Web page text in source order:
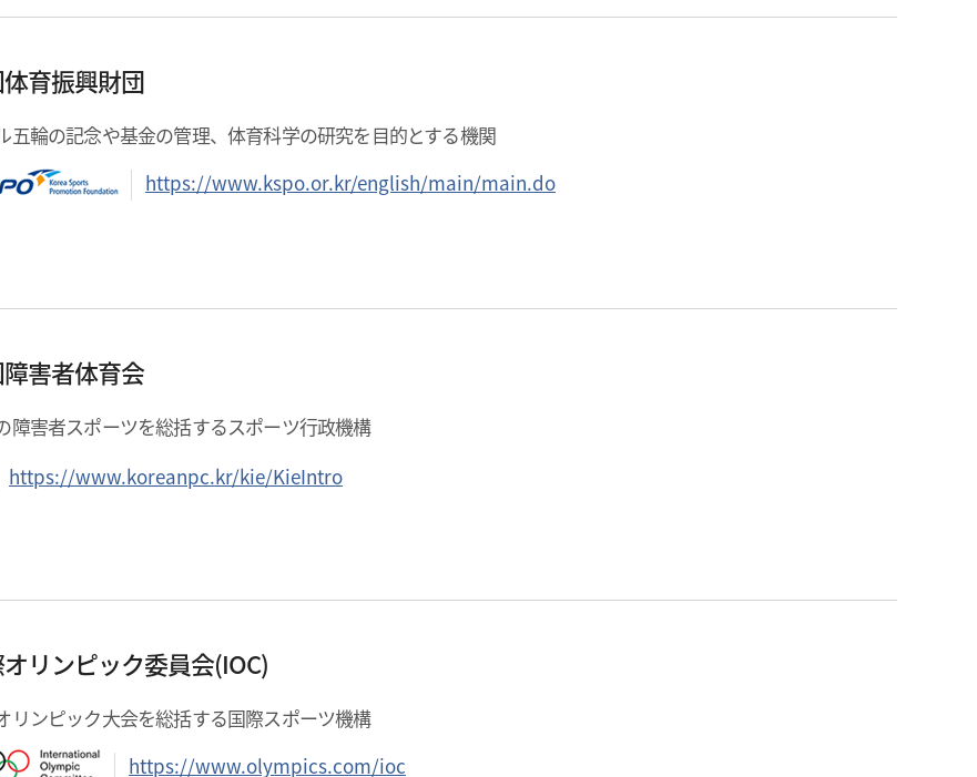
育振興財団
五輪の記念や基金の管理、体育科学の研究を目的とする機関
https://www.kspo.or.kr/english/main/main.do
害者体育会
障害者スポーツを総括するスポーツ行政機構
https://www.koreanpc.kr/kie/KieIntro
リンピック委員会(IOC)
リンピック大会を総括する国際スポーツ機構
https://www.olympics.com/ioc